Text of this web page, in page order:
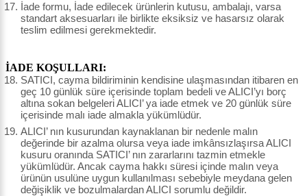
İade formu, İade edilecek ürünlerin kutusu, ambalajı, varsa
standart aksesuarları ile birlikte eksiksiz ve hasarsız olarak
teslim edilmesi gerekmektedir.
İADE KOŞULLARI:
SATICI, cayma bildiriminin kendisine ulaşmasından itibaren en
geç 10 günlük süre içerisinde toplam bedeli ve ALICI’yı borç
altına sokan belgeleri ALICI’ ya iade etmek ve 20 günlük süre
içerisinde malı iade almakla yükümlüdür.
ALICI’ nın kusurundan kaynaklanan bir nedenle malın
değerinde bir azalma olursa veya iade imkânsızlaşırsa ALICI
kusuru oranında SATICI’ nın zararlarını tazmin etmekle
yükümlüdür. Ancak cayma hakkı süresi içinde malın veya
ürünün usulüne uygun kullanılması sebebiyle meydana gelen
değişiklik ve bozulmalardan ALICI sorumlu değildir.